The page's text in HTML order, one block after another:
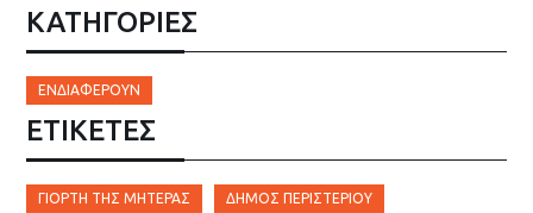
ΚΑΤΗΓΟΡΙΕΣ
ΕΝΔΙΑΦΈΡΟΥΝ
ΕΤΙΚΈΤΕΣ
ΓΙΟΡΤΉ ΤΗΣ ΜΗΤΈΡΑΣ ΔΉΜΟΣ ΠΕΡΙΣΤΕΡΊΟΥ